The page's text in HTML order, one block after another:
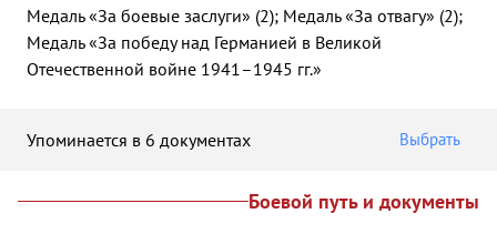
Медаль «За боевые заслуги» (2); Медаль «За отвагу» (2);
Медаль «За победу над Германией в Великой
Отечественной войне 1941–1945 гг.»
Упоминается в 6 документах Выбрать
Боевой путь и документы